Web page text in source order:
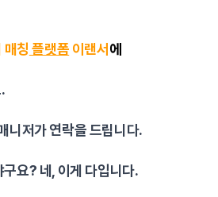
매칭 플랫폼 이랜서에
니저가 연락을 드립니다.
요? 네, 이게 다입니다.